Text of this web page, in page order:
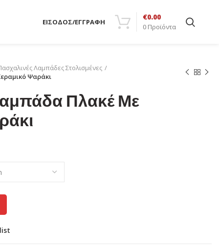
ΕΙΣΟΔΟΣ/ΕΓΓΡΑΦΗ
0 Προϊόντα
€0.00
Λαμπάδες Στολισμένες
Ψαράκι
Πλακέ Με